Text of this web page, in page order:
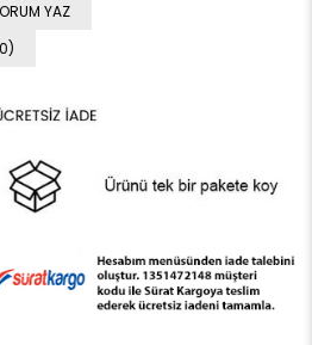
YAZ